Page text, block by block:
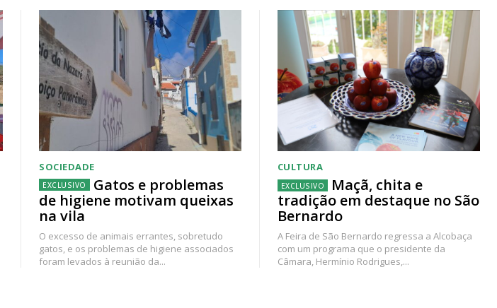
SOCIEDADE
Gatos e problemas
de higiene motivam queixas
na vila
O excesso de animais errantes, sobretudo
gatos, e os problemas de higiene associados
foram levados à reunião da...
CULTURA
Maçã, chita e
tradição em destaque no São
Bernardo
A Feira de São Bernardo regressa a Alcobaça
com um programa que o presidente da
Câmara, Hermínio Rodrigues,...